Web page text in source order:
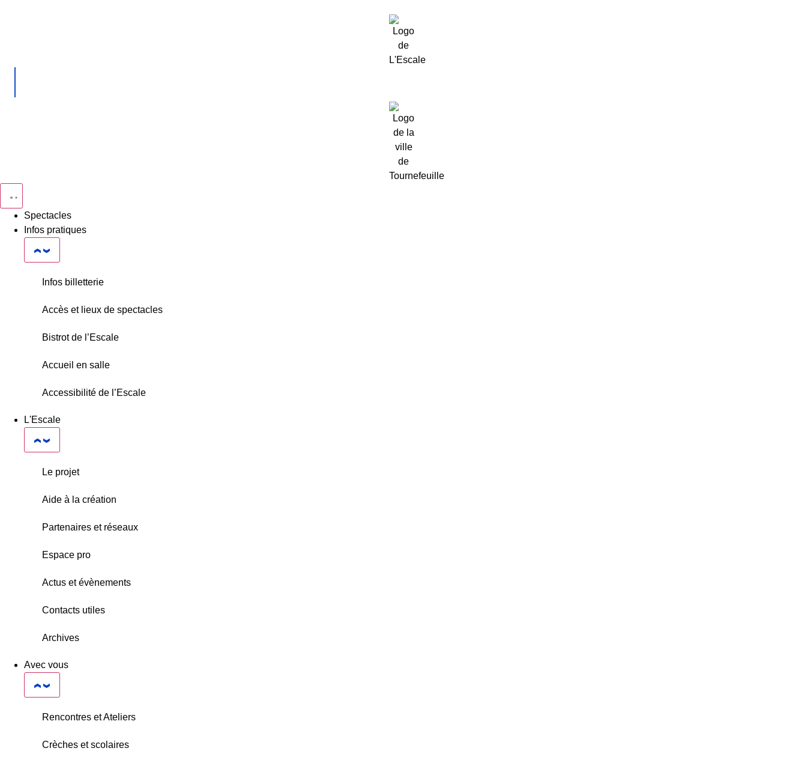
Spectacles
Infos pratiques
Infos billetterie
Accès et lieux de spectacles
Bistrot de l’Escale
Accueil en salle
Accessibilité de l’Escale
L'Escale
Le projet
Aide à la création
Partenaires et réseaux
Espace pro
Actus et évènements
Contacts utiles
Archives
Avec vous
Rencontres et Ateliers
Crèches et scolaires